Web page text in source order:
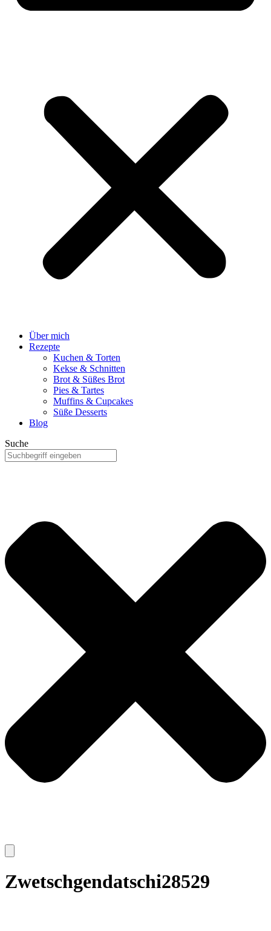
Über mich
Rezepte
Kuchen & Torten
Kekse & Schnitten
Brot & Süßes Brot
Pies & Tartes
Muffins & Cupcakes
Süße Desserts
Blog
Suche
Zwetschgendatschi28529